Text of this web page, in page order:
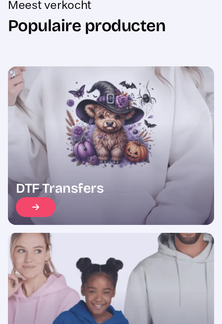
Sale
Populaire producten
DTF Transfers